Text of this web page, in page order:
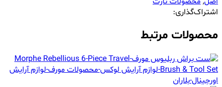
اشتراک‌گذاری:
محصولات مرتبط